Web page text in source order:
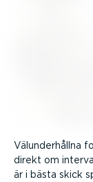
Välun­der­hållna
direkt om
är i bästa skick